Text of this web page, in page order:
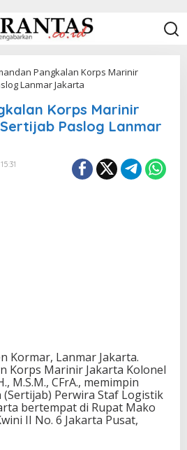
Pangkalan Korps Marinir
Lanmar Jakarta
Korps Marinir
Paslog Lanmar
Kormar, Lanmar Jakarta.
Korps Marinir Jakarta Kolonel
M.S.M., CFrA., memimpin
Perwira Staf Logistik
bertempat di Rupat Mako
II No. 6 Jakarta Pusat,